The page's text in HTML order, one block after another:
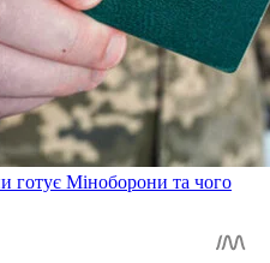
готує Міноборони та чого